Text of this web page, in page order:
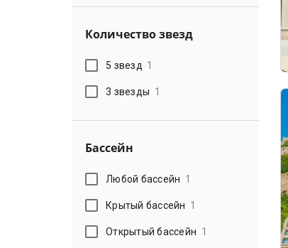
Количество звезд
5 звезд 1
3 звезды 1
Бассейн
Любой бассейн 1
Крытый бассейн 1
Открытый бассейн 1